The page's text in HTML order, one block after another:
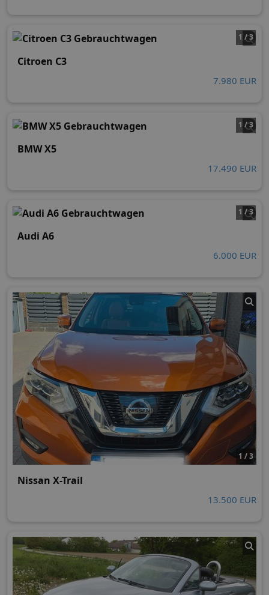
1 / 3
Citroen C3
7.980 EUR
1 / 3
BMW X5
17.490 EUR
1 / 3
Audi A6
6.000 EUR
1 / 3
Nissan X-Trail
13.500 EUR